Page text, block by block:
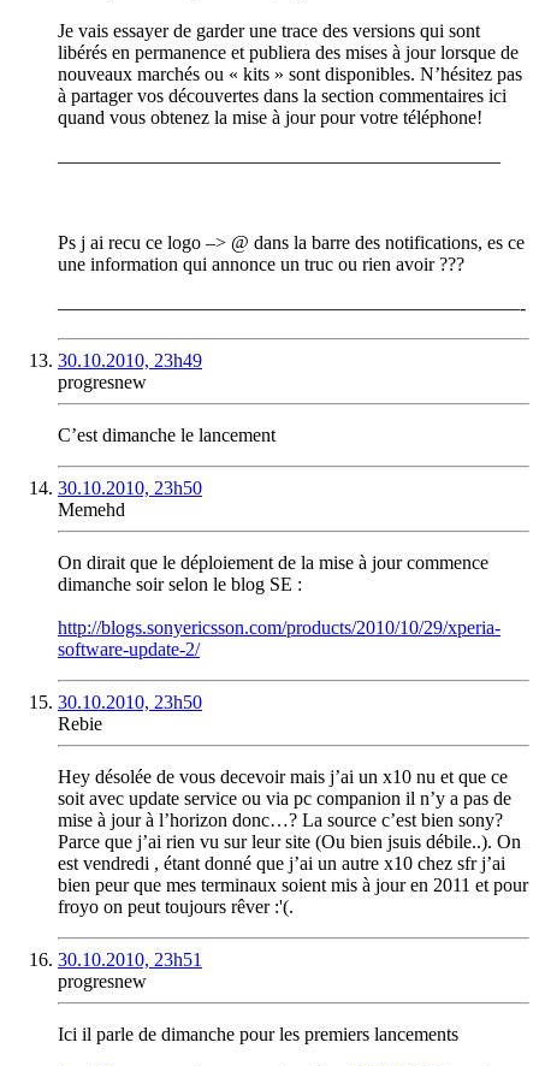
Je vais essayer de garder une trace des versions qui sont
libérés en permanence et publiera des mises à jour lorsque de
nouveaux marchés ou « kits » sont disponibles. N’hésitez pas
à partager vos découvertes dans la section commentaires ici
quand vous obtenez la mise à jour pour votre téléphone!
———————————————————————
Ps j ai recu ce logo –> @ dans la barre des notifications, es ce
une information qui annonce un truc ou rien avoir ???
————————————————————————-
30.10.2010, 23h49
progresnew
C’est dimanche le lancement
30.10.2010, 23h50
Memehd
On dirait que le déploiement de la mise à jour commence
dimanche soir selon le blog SE :
http://blogs.sonyericsson.com/products/2010/10/29/xperia-
software-update-2/
30.10.2010, 23h50
Rebie
Hey désolée de vous decevoir mais j’ai un x10 nu et que ce
soit avec update service ou via pc companion il n’y a pas de
mise à jour à l’horizon donc…? La source c’est bien sony?
Parce que j’ai rien vu sur leur site (Ou bien jsuis débile..). On
est vendredi , étant donné que j’ai un autre x10 chez sfr j’ai
bien peur que mes terminaux soient mis à jour en 2011 et pour
froyo on peut toujours rêver :'(.
30.10.2010, 23h51
progresnew
Ici il parle de dimanche pour les premiers lancements